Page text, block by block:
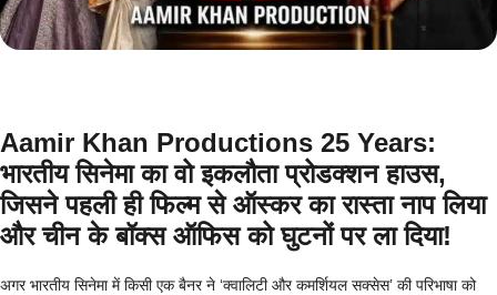
Aamir Khan Productions 25 Years:
भारतीय सिनेमा का वो इकलौता प्रोडक्शन हाउस,
जिसने पहली ही फिल्म से ऑस्कर का रास्ता नाप लिया
और चीन के बॉक्स ऑफिस को घुटनों पर ला दिया!
अगर भारतीय सिनेमा में किसी एक बैनर ने ‘क्वालिटी और कमर्शियल सक्सेस’ की परिभाषा को